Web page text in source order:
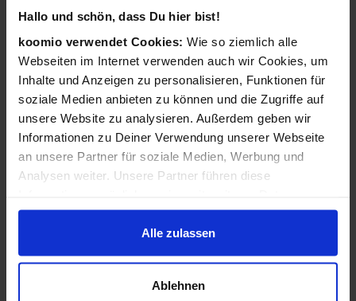
Hallo und schön, dass Du hier bist!
koomio verwendet Cookies: Wie so ziemlich alle
Webseiten im Internet verwenden auch wir Cookies, um
Inhalte und Anzeigen zu personalisieren, Funktionen für
soziale Medien anbieten zu können und die Zugriffe auf
unsere Website zu analysieren. Außerdem geben wir
Informationen zu Deiner Verwendung unserer Webseite
an unsere Partner für soziale Medien, Werbung und
Analysen weiter. Unsere Partner führen diese
zusammen, die Du ihnen bereitgestellt hast oder die sie
im Rahmen Deiner Nutzung der Dienste gesammelt
haben.
Alle zulassen
Ablehnen
in 1 Geschäften
Samsung Galaxy XCover7 Enterprise
Edition 16,8 cm (6.6") Dual-SIM Android 14
5G USB Typ-C 6 GB 128 GB 4050 mAh
Schwarz (Schwarz)
ab 289,00 €
Nokia 105 4G (2023) 4,57 cm (1.8") 93 g
in 1 Geschäften